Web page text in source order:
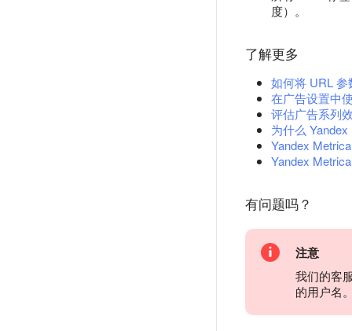
度）。
了解更多
如何将 URL
在广告设置中
评估广告系列
为什么
Yandex
Yandex
有问题吗？
注意
我们的客
的用户名